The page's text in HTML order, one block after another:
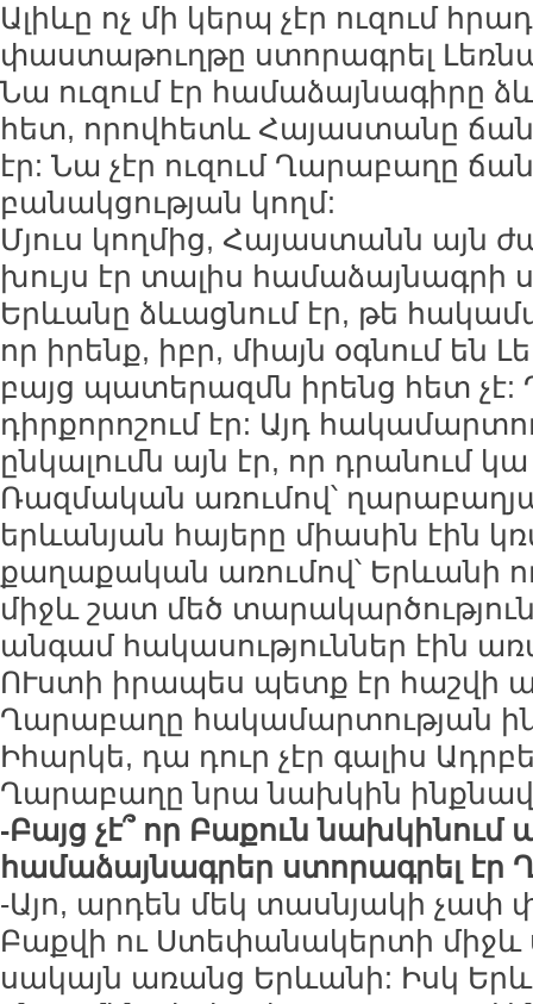
Ալիևը ոչ մի կերպ չէր ուզում
փաստաթուղթը ստորագրել
Նա ուզում էր համաձայնագիրը
հետ, որովհետև Հայաստանը
էր: Նա չէր ուզում Ղարաբաղը
բանակցության կողմ:
Մյուս կողմից, Հայաստանն այն
խույս էր տալիս համաձայնագրի
Երևանը ձևացնում էր, թե
որ իրենք, իբր, միայն օգնում են
բայց պատերազմն իրենց հետ չէ:
դիրքորոշում էր: Այդ
ընկալումն այն էր, որ դրանում
Ռազմական առումով՝
երևանյան հայերը միասին էին
քաղաքական առումով՝ Երևանի
միջև շատ մեծ
անգամ հակասություններ էին
ՈՒստի իրապես պետք էր հաշվի
Ղարաբաղը հակամարտության
Իհարկե, դա դուր չէր գալիս
Ղարաբաղը նրա նախկին
-Բայց չէ՞ որ Բաքուն նախկինում
համաձայնագրեր ստորագրել
-Այո, արդեն մեկ տասնյակի չափ
Բաքվի ու Ստեփանակերտի
սակայն առանց Երևանի: Իսկ